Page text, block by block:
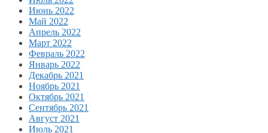
Июнь 2022
Май 2022
Апрель 2022
Март 2022
Февраль 2022
Январь 2022
Декабрь 2021
Ноябрь 2021
Октябрь 2021
Сентябрь 2021
Август 2021
Июль 2021